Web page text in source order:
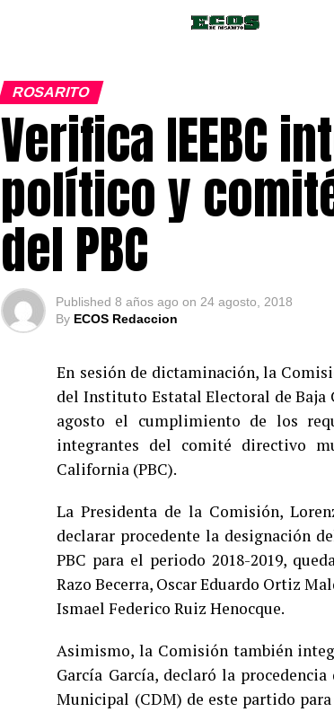
ROSARITO
Verifica IEEBC
político y
del PBC
Published 8 años ago on 24 agosto, 2018
By ECOS Redaccion
En sesión de dictaminación, la
del Instituto Estatal Electoral de
agosto el cumplimiento de los
integrantes del comité directivo
California (PBC).
La Presidenta de la Comisión,
declarar procedente la designación
PBC para el periodo 2018-2019,
Razo Becerra, Oscar Eduardo Ortiz
Ismael Federico Ruiz Henocque.
Asimismo, la Comisión también
García García, declaró la
Municipal (CDM) de este partido